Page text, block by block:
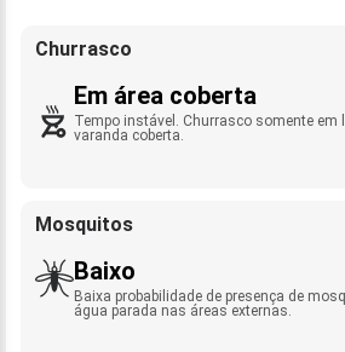
Churrasco
Em área coberta
Tempo instável. Churrasco somente em
varanda coberta.
Mosquitos
Baixo
Baixa probabilidade de presença de
água parada nas áreas externas.